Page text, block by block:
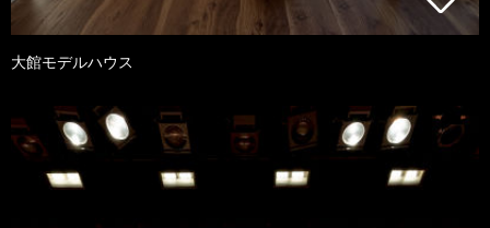
大館モデルハウス